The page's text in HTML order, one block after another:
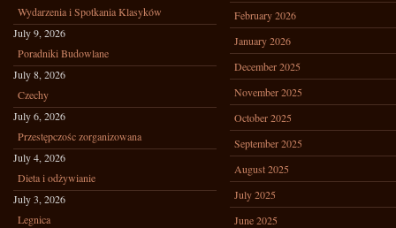
Wydarzenia i Spotkania Klasyków
July 9, 2026
Poradniki Budowlane
July 8, 2026
Czechy
July 6, 2026
Przestępczośc zorganizowana
July 4, 2026
Dieta i odżywianie
July 3, 2026
Legnica
February 2026
January 2026
December 2025
November 2025
October 2025
September 2025
August 2025
July 2025
June 2025